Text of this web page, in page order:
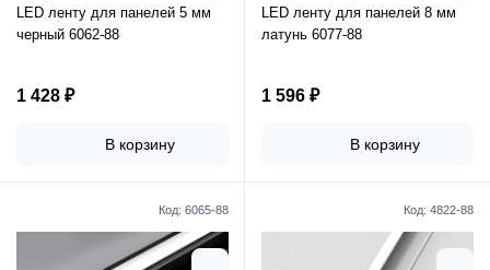
LED ленту для панелей 5 мм
черный 6062-88
1 428 ₽
В корзину
LED ленту для панелей 8 мм
латунь 6077-88
1 596 ₽
В корзину
Код: 6065-88 Код: 4822-88